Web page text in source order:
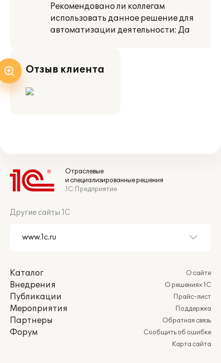
Рекомендовано ли коллегам
использовать данное решение для
автоматизации деятельности: Да
Отзыв клиента
Отраслевые
и специализированные решения
1С:Предприятие
Другие сайты 1С
Каталог
Внедрения
Публикации
Мероприятия
Партнеры
Форум
О сайте
О решениях 1С
Прайс-лист
Поддержка
Обратная связь
Сообщить об ошибке
Карта сайта